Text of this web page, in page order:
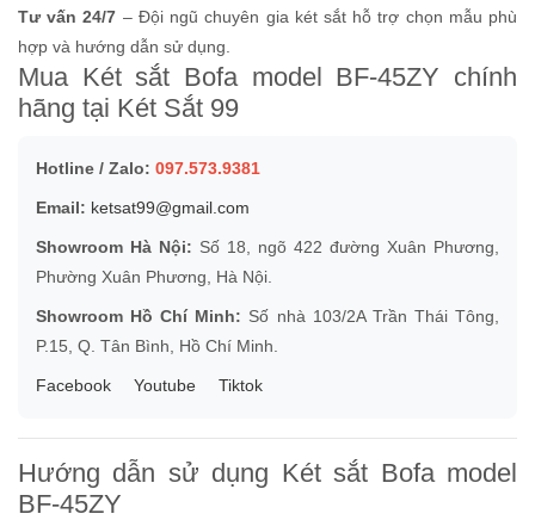
Tư vấn 24/7 – Đội ngũ chuyên gia két sắt hỗ trợ chọn mẫu phù
hợp và hướng dẫn sử dụng.
Mua Két sắt Bofa model BF-45ZY chính
hãng tại Két Sắt 99
Hotline / Zalo: 097.573.9381
Email: ketsat99@gmail.com
Showroom Hà Nội: Số 18, ngõ 422 đường Xuân Phương,
Phường Xuân Phương, Hà Nội.
Showroom Hồ Chí Minh: Số nhà 103/2A Trần Thái Tông,
P.15, Q. Tân Bình, Hồ Chí Minh.
Facebook Youtube Tiktok
Hướng dẫn sử dụng Két sắt Bofa model
BF-45ZY